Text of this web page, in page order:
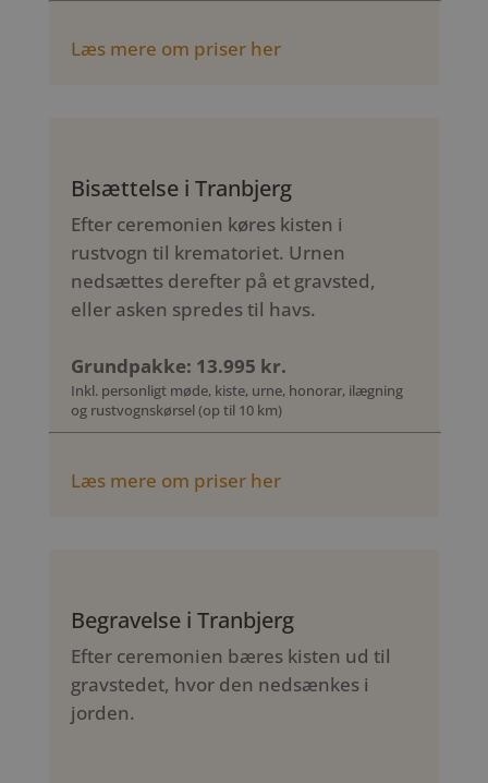
Læs mere om priser her
Bisættelse i Tranbjerg
Efter ceremonien køres kisten i
rustvogn til krematoriet. Urnen
nedsættes derefter på et gravsted,
eller asken spredes til havs.
Grundpakke: 13.995 kr.
Inkl. personligt møde, kiste, urne, honorar, ilægning
og rustvognskørsel (op til 10 km)
Læs mere om priser her
Begravelse i Tranbjerg
Efter ceremonien bæres kisten ud til
gravstedet, hvor den nedsænkes i
jorden.